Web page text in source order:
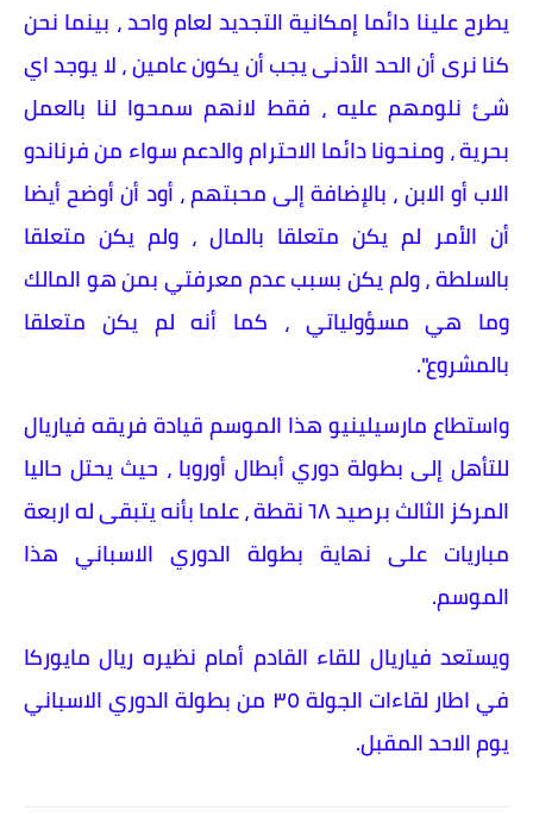
يطرح علينا دائما إمكانية التجديد لعام واحد ، بينما نحن
كنا نرى أن الحد الأدنى يجب أن يكون عامين ، لا يوجد اي
شئ نلومهم عليه ، فقط لانهم سمحوا لنا بالعمل
بحرية ، ومنحونا دائما الاحترام والدعم سواء من فرناندو
الاب أو الابن ، بالإضافة إلى محبتهم ، أود أن أوضح أيضا
أن الأمر لم يكن متعلقا بالمال ، ولم يكن متعلقا
بالسلطة ، ولم يكن بسبب عدم معرفتي بمن هو المالك
وما هي مسؤولياتي ، كما أنه لم يكن متعلقا
بالمشروع".
واستطاع مارسيلينيو هذا الموسم قيادة فريقه فياريال
للتأهل إلى بطولة دوري أبطال أوروبا ، حيث يحتل حاليا
المركز الثالث برصيد ٦٨ نقطة ، علما بأنه يتبقى له اربعة
مباريات على نهاية بطولة الدوري الاسباني هذا
الموسم.
ويستعد فياريال للقاء القادم أمام نظيره ريال مايوركا
في اطار لقاءات الجولة ٣٥ من بطولة الدوري الاسباني
يوم الاحد المقبل.